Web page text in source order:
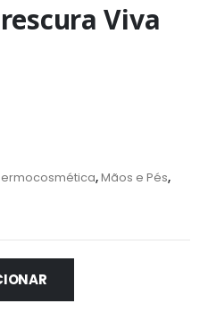
Viva
,Mãos e Pés,